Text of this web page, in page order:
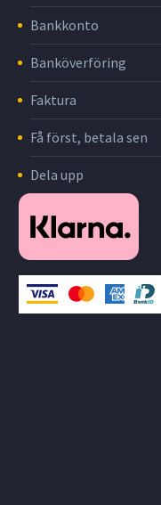
Bankkonto
Banköverföring
Faktura
Få först, betala sen
Dela upp